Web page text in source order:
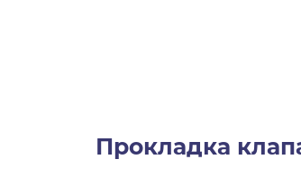
Прокладка